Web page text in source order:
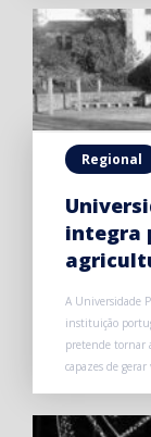
Regional
integra
A Universidade
instituição
pretende tornar
capazes de